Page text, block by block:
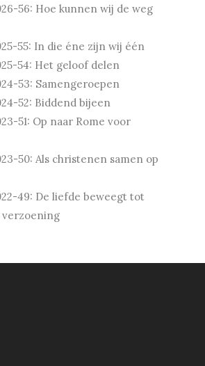
56: Hoe kunnen wij de weg
55: In die éne zijn wij één
54: Het geloof delen
53: Samengeroepen
52: Biddend bijeen
51: Op naar Rome voor
50: Als christenen samen op
49: De liefde beweegt tot